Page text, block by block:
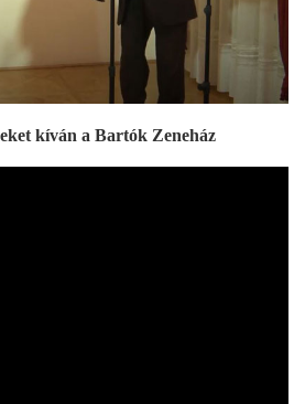
kíván a Bartók Zeneház